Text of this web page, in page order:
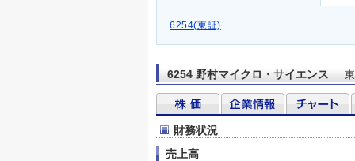
6254(東証)
6254 野村マイクロ・サイエンス